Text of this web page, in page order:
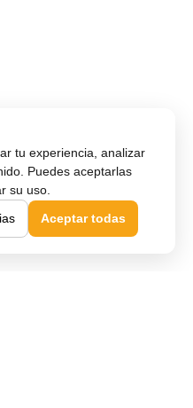
tu experiencia, analizar
Puedes aceptarlas
su uso.
Aceptar todas